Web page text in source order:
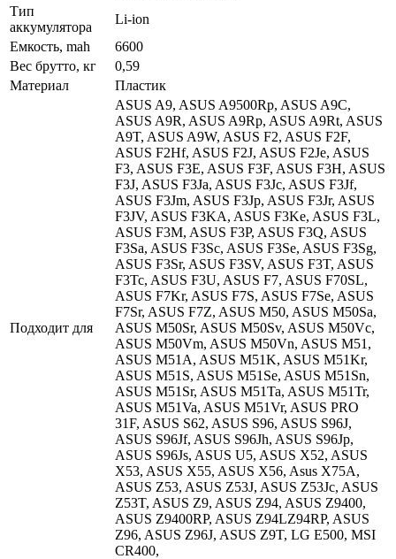
Тип
аккумулятора
Li-ion
Емкость, mah
6600
Вес брутто, кг
0,59
Материал
Пластик
Подходит для
ASUS A9, ASUS A9500Rp, ASUS A9C,
ASUS A9R, ASUS A9Rp, ASUS A9Rt, ASUS
A9T, ASUS A9W, ASUS F2, ASUS F2F,
ASUS F2Hf, ASUS F2J, ASUS F2Je, ASUS
F3, ASUS F3E, ASUS F3F, ASUS F3H, ASUS
F3J, ASUS F3Ja, ASUS F3Jc, ASUS F3Jf,
ASUS F3Jm, ASUS F3Jp, ASUS F3Jr, ASUS
F3JV, ASUS F3KA, ASUS F3Ke, ASUS F3L,
ASUS F3M, ASUS F3P, ASUS F3Q, ASUS
F3Sa, ASUS F3Sc, ASUS F3Se, ASUS F3Sg,
ASUS F3Sr, ASUS F3SV, ASUS F3T, ASUS
F3Tc, ASUS F3U, ASUS F7, ASUS F70SL,
ASUS F7Kr, ASUS F7S, ASUS F7Se, ASUS
F7Sr, ASUS F7Z, ASUS M50, ASUS M50Sa,
ASUS M50Sr, ASUS M50Sv, ASUS M50Vc,
ASUS M50Vm, ASUS M50Vn, ASUS M51,
ASUS M51A, ASUS M51K, ASUS M51Kr,
ASUS M51S, ASUS M51Se, ASUS M51Sn,
ASUS M51Sr, ASUS M51Ta, ASUS M51Tr,
ASUS M51Va, ASUS M51Vr, ASUS PRO
31F, ASUS S62, ASUS S96, ASUS S96J,
ASUS S96Jf, ASUS S96Jh, ASUS S96Jp,
ASUS S96Js, ASUS U5, ASUS X52, ASUS
X53, ASUS X55, ASUS X56, Asus X75A,
ASUS Z53, ASUS Z53J, ASUS Z53Jc, ASUS
Z53T, ASUS Z9, ASUS Z94, ASUS Z9400,
ASUS Z9400RP, ASUS Z94LZ94RP, ASUS
Z96, ASUS Z96J, ASUS Z9T, LG E500, MSI
CR400,